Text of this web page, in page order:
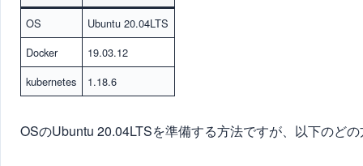
OS
Ubuntu 20.04LTS
Docker
19.03.12
kubernetes
1.18.6
OSのUbuntu 20.04LTSを準備する方法ですが、以下のど